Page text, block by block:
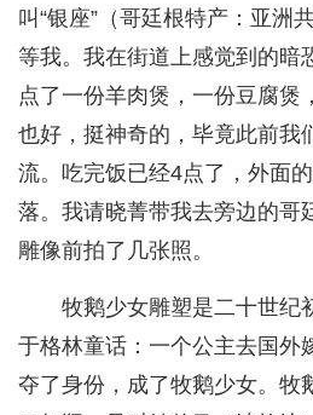
叫“银座”（哥廷根特产：亚洲
等我。我在街道上感觉到的暗
点了一份羊肉煲，一份豆腐煲
也好，挺神奇的，毕竟此前我
流。吃完饭已经4点了，外面
落。我请晓菁带我去旁边的哥
雕像前拍了几张照。
牧鹅少女雕塑是二十世纪
于格林童话：一个公主去国外
夺了身份，成了牧鹅少女。牧